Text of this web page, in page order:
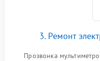
3. Ремонт
Прозвонка